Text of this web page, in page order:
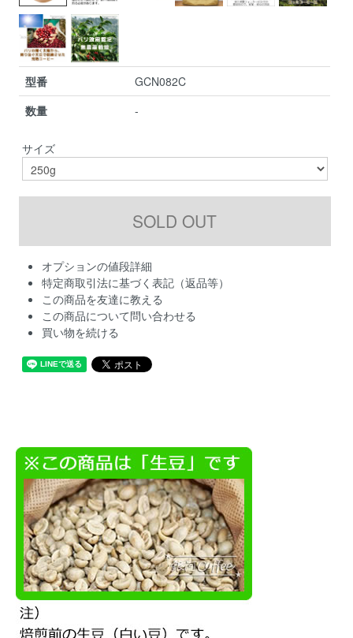
型番
GCN082C
数量
-
サイズ
オプションの値段詳細
特定商取引法に基づく表記（返品等）
この商品を友達に教える
この商品について問い合わせる
買い物を続ける